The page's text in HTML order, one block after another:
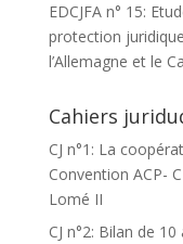
EDCJFA n° 15:
protection
l’Allemagne et le
Cahiers
CJ n°1: La
Convention ACP-
Lomé II
CJ n°2: Bilan de